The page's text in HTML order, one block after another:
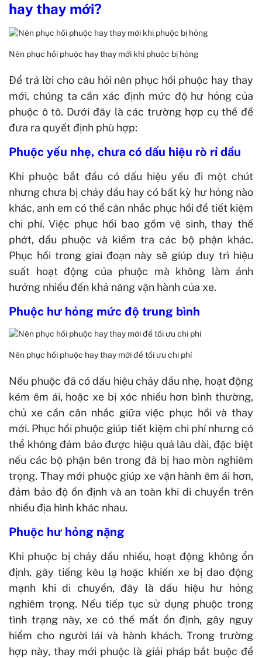
hay thay mới?
Nên phục hồi phuộc hay thay mới khi phuộc bị hỏng
Để trả lời cho câu hỏi nên phục hồi phuộc hay thay
mới, chúng ta cần xác định mức độ hư hỏng của
phuộc ô tô. Dưới đây là các trường hợp cụ thể để
đưa ra quyết định phù hợp:
Phuộc yếu nhẹ, chưa có dấu hiệu rò rỉ dầu
Khi phuộc bắt đầu có dấu hiệu yếu đi một chút
nhưng chưa bị chảy dầu hay có bất kỳ hư hỏng nào
khác, anh em có thể cân nhắc phục hồi để tiết kiệm
chi phí. Việc phục hồi bao gồm vệ sinh, thay thế
phớt, dầu phuộc và kiểm tra các bộ phận khác.
Phục hồi trong giai đoạn này sẽ giúp duy trì hiệu
suất hoạt động của phuộc mà không làm ảnh
hưởng nhiều đến khả năng vận hành của xe.
Phuộc hư hỏng mức độ trung bình
Nên phục hồi phuộc hay thay mới để tối ưu chi phí
Nếu phuộc đã có dấu hiệu chảy dầu nhẹ, hoạt động
kém êm ái, hoặc xe bị xóc nhiều hơn bình thường,
chủ xe cần cân nhắc giữa việc phục hồi và thay
mới. Phục hồi phuộc giúp tiết kiệm chi phí nhưng có
thể không đảm bảo được hiệu quả lâu dài, đặc biệt
nếu các bộ phận bên trong đã bị hao mòn nghiêm
trọng. Thay mới phuộc giúp xe vận hành êm ái hơn,
đảm bảo độ ổn định và an toàn khi di chuyển trên
nhiều địa hình khác nhau.
Phuộc hư hỏng nặng
Khi phuộc bị chảy dầu nhiều, hoạt động không ổn
định, gây tiếng kêu lạ hoặc khiến xe bị dao động
mạnh khi di chuyển, đây là dấu hiệu hư hỏng
nghiêm trọng. Nếu tiếp tục sử dụng phuộc trong
tình trạng này, xe có thể mất ổn định, gây nguy
hiểm cho người lái và hành khách. Trong trường
hợp này, thay mới phuộc là giải pháp bắt buộc để